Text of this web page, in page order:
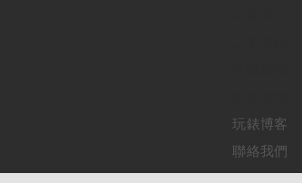
玩錶博客
聯絡我們